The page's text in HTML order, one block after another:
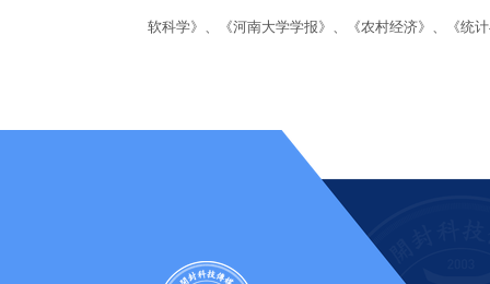
软科学》、《河南大学学报》、《农村经济》、《统